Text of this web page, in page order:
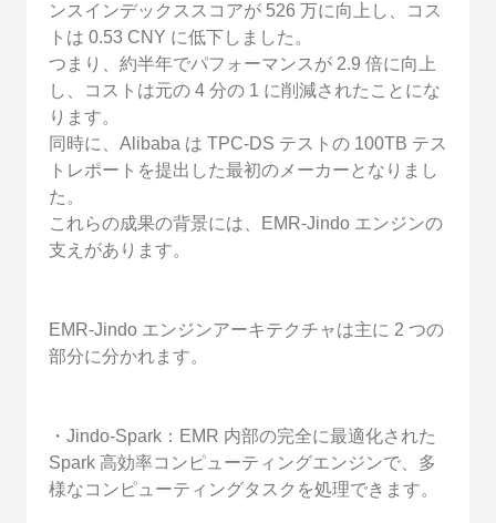
ンスインデックススコアが 526 万に向上し、コス
トは 0.53 CNY に低下しました。
つまり、約半年でパフォーマンスが 2.9 倍に向上
し、コストは元の 4 分の 1 に削減されたことにな
ります。
同時に、Alibaba は TPC-DS テストの 100TB テス
トレポートを提出した最初のメーカーとなりまし
た。
これらの成果の背景には、EMR-Jindo エンジンの
支えがあります。
EMR-Jindo エンジンアーキテクチャは主に 2 つの
部分に分かれます。
・Jindo-Spark：EMR 内部の完全に最適化された
Spark 高効率コンピューティングエンジンで、多
様なコンピューティングタスクを処理できます。